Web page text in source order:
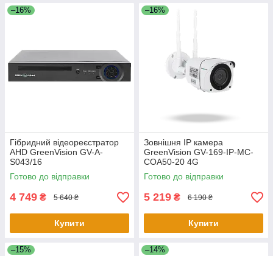
–16%
Гібридний відеореєстратор
AHD GreenVision GV-A-
S043/16
Готово до відправки
4 749 ₴ 5 640 ₴
Купити
–16%
Зовнішня IP камера
GreenVision GV-169-IP-MC-
COA50-20 4G
Готово до відправки
5 219 ₴ 6 190 ₴
Купити
–15% –14%